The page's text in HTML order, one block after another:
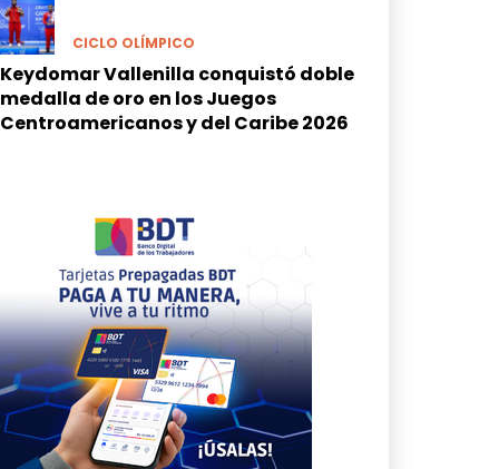
CICLO OLÍMPICO
Keydomar Vallenilla conquistó doble
medalla de oro en los Juegos
Centroamericanos y del Caribe 2026